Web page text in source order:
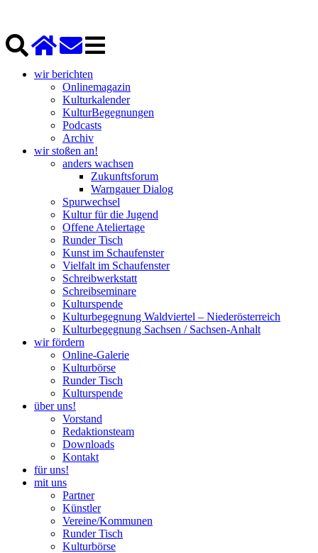
wir berichten
Onlinemagazin
Kulturkalender
KulturBegegnungen
Podcasts
Archiv
wir stoßen an!
anders wachsen
Zukunftsforum
Warngauer Dialog
Spurwechsel
Kultur für die Jugend
Offene Ateliertage
Runder Tisch
Kunst im Schaufenster
Vielfalt im Schaufenster
Schreibwerkstatt
Schreibseminare
Kulturspende
Kulturbegegnung Waldviertel – Niederösterreich
Kulturbegegnung Sachsen / Sachsen-Anhalt
wir fördern
Online-Galerie
Kulturbörse
Runder Tisch
Kulturspende
über uns!
Vorstand
Redaktionsteam
Downloads
Kontakt
für uns!
mit uns
Partner
Künstler
Vereine/Kommunen
Runder Tisch
Kulturbörse